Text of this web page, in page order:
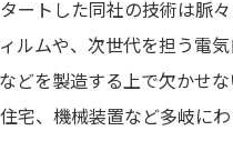
ートした同社の技術は脈
ルムや、次世代を担う電
どを製造する上で欠かせ
宅、機械装置など多岐にわ